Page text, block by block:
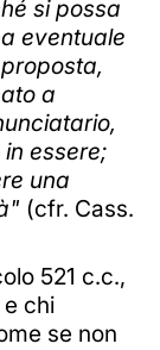
si possa
eventuale
a
essere;
una
(cfr. Cass.
521 c.c.,
e chi
se non